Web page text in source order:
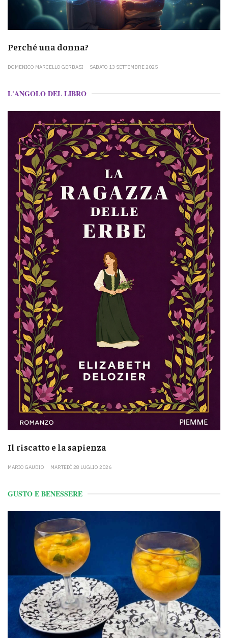
Perché una donna?
DOMENICO MARCELLO GERBASI SABATO 13 SETTEMBRE 2025
L'ANGOLO DEL LIBRO
Il riscatto e la sapienza
MARIO GAUDIO MARTEDÌ 28 LUGLIO 2026
GUSTO E BENESSERE